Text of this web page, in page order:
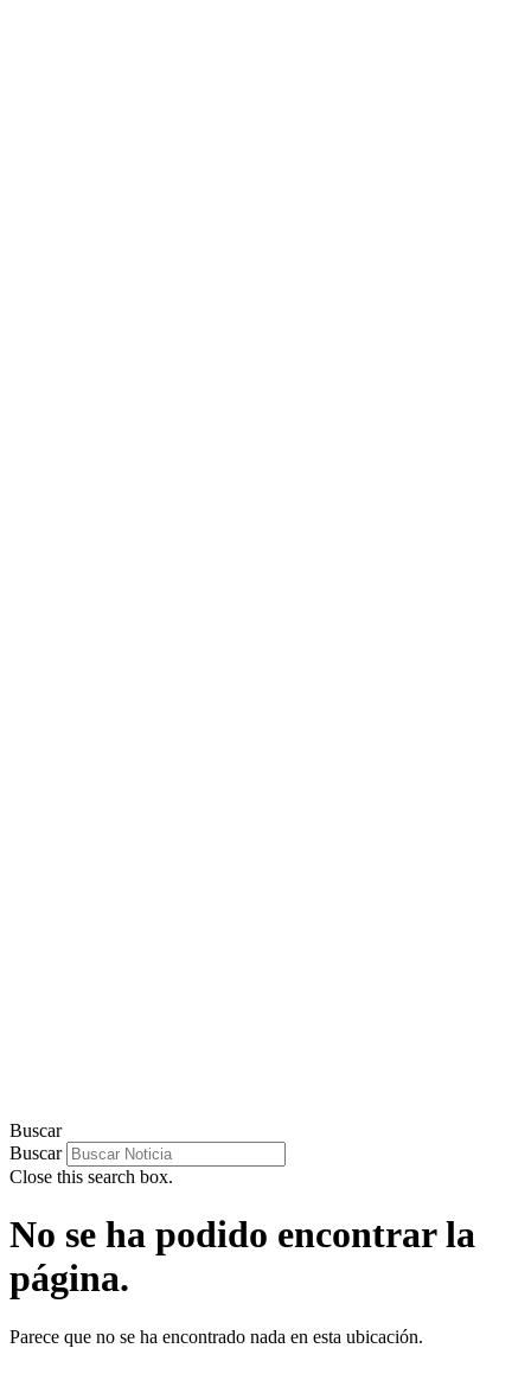
Buscar
Buscar
Close this search box.
No se ha podido encontrar la
página.
Parece que no se ha encontrado nada en esta ubicación.